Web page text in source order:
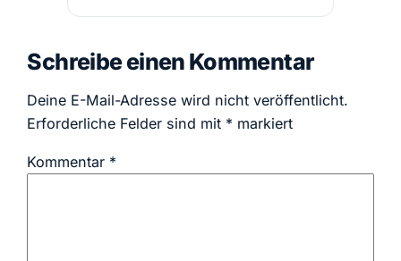
Schreibe einen Kommentar
Deine E-Mail-Adresse wird nicht veröffentlicht.
Erforderliche Felder sind mit * markiert
Kommentar *